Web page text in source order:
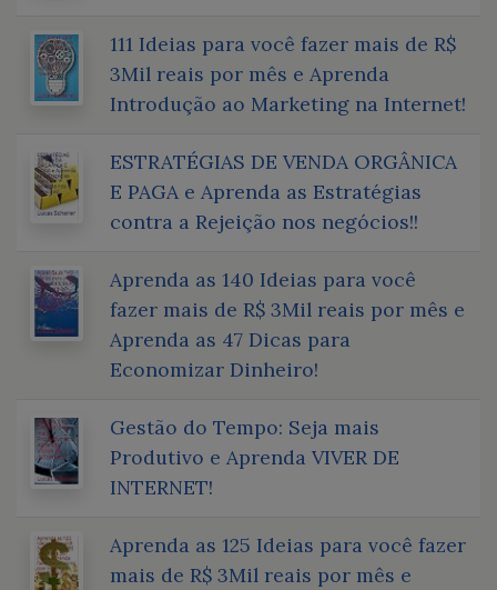
111 Ideias para você fazer mais de R$
3Mil reais por mês e Aprenda
Introdução ao Marketing na Internet!
ESTRATÉGIAS DE VENDA ORGÂNICA
E PAGA e Aprenda as Estratégias
contra a Rejeição nos negócios!!
Aprenda as 140 Ideias para você
fazer mais de R$ 3Mil reais por mês e
Aprenda as 47 Dicas para
Economizar Dinheiro!
Gestão do Tempo: Seja mais
Produtivo e Aprenda VIVER DE
INTERNET!
Aprenda as 125 Ideias para você fazer
mais de R$ 3Mil reais por mês e